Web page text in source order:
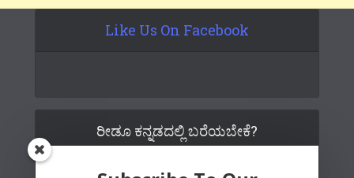
Like Us On Facebook
ರೀಡೂ ಕನ್ನಡದಲ್ಲಿ ಬರೆಯಬೇಕೆ?